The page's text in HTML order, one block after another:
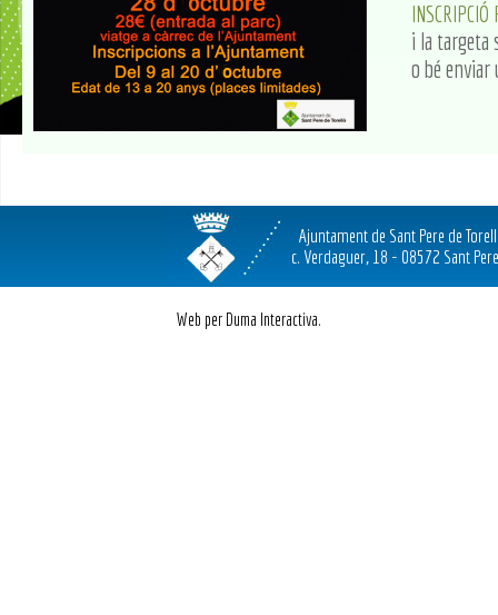
i la targeta
o bé enviar
Ajuntament de Sant Pere de
c. Verdaguer, 18 - 08572 Sant
Web per Duma Interactiva.